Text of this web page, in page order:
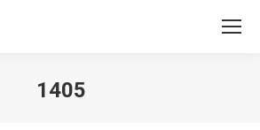
Search:
1405